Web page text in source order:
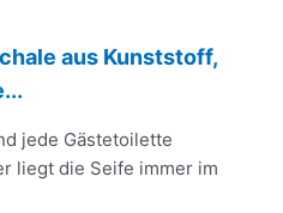
aus Kunststoff,
jede Gästetoilette
liegt die Seife immer im